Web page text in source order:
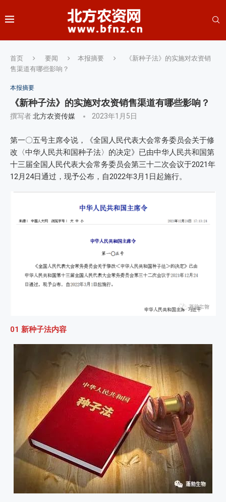
首页 要闻 本报摘要
《新种子法》的实施对农资销
售渠道有哪些影响？
本报摘要
《新种子法》的实施对农资销售渠道有哪些影响？
撰写者北方农资传媒 2023年1月5日
第一〇五号主席令说，《全国人民代表大会常务委员会关于修
改〈中华人民共和国种子法〉的决定》已由中华人民共和国第
十三届全国人民代表大会常务委员会第三十二次会议于2021年
12月24日通过，现予公布，自2022年3月1日起施行。
01 新种子法内容